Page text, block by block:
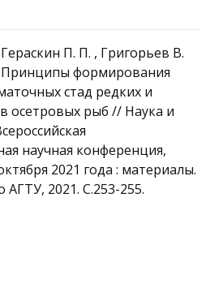
П. П. , Григорьев В.
формирования
стад редких и
осетровых рыб // Наука и
научная конференция,
2021 года : материалы.
АГТУ, 2021. С.253-255.